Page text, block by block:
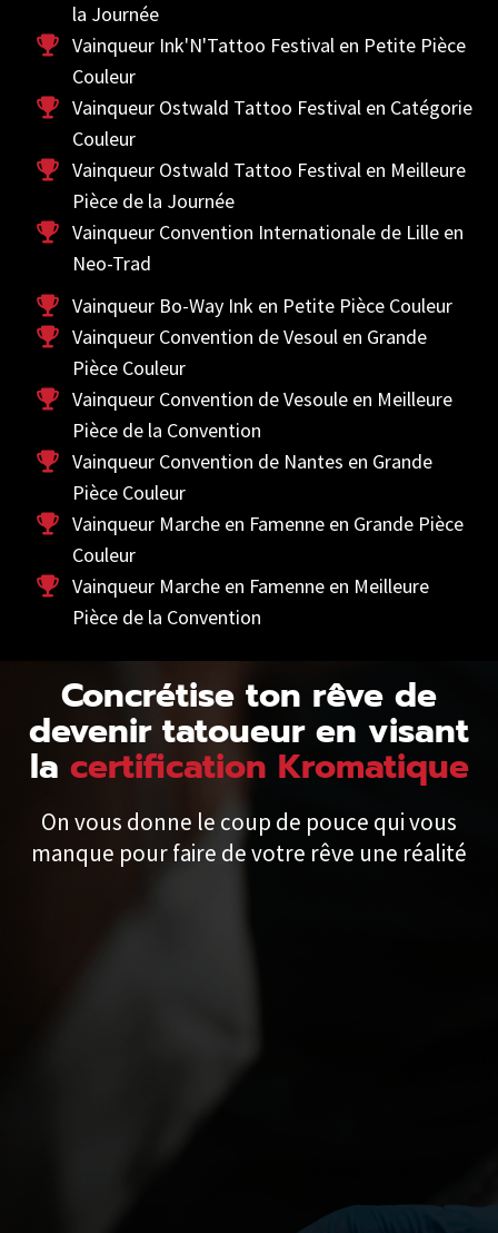
la Journée
Vainqueur Ink'N'Tattoo Festival en Petite Pièce
Couleur
Vainqueur Ostwald Tattoo Festival en Catégorie
Couleur
Vainqueur Ostwald Tattoo Festival en Meilleure
Pièce de la Journée
Vainqueur Convention Internationale de Lille en
Neo-Trad
Vainqueur Bo-Way Ink en Petite Pièce Couleur
Vainqueur Convention de Vesoul en Grande
Pièce Couleur
Vainqueur Convention de Vesoule en Meilleure
Pièce de la Convention
Vainqueur Convention de Nantes en Grande
Pièce Couleur
Vainqueur Marche en Famenne en Grande Pièce
Couleur
Vainqueur Marche en Famenne en Meilleure
Pièce de la Convention
Concrétise ton rêve de
devenir tatoueur en visant
la certification Kromatique
On vous donne le coup de pouce qui vous
manque pour faire de votre rêve une réalité